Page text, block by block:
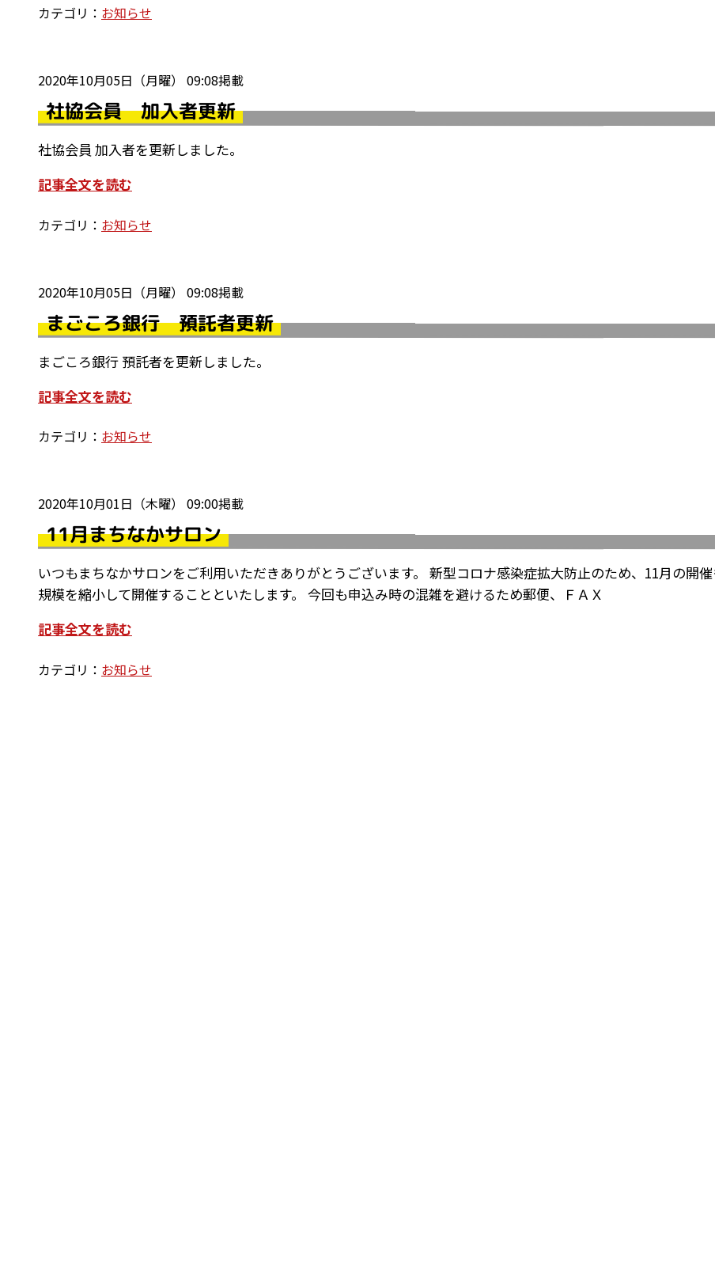
カテゴリ： お知らせ
2020年10月05日（月曜） 09:08掲載
社協会員 加入者更新
社協会員 加入者を更新しました。
記事全文を読む
カテゴリ： お知らせ
2020年10月05日（月曜） 09:08掲載
まごころ銀行 預託者更新
まごころ銀行 預託者を更新しました。
記事全文を読む
カテゴリ： お知らせ
2020年10月01日（木曜） 09:00掲載
11月まちなかサロン
いつもまちなかサロンをご利用いただきありがとうございます。 新型コロナ感染症拡大防止のため、11月の開
規模を縮小して開催することといたします。 今回も申込み時の混雑を避けるため郵便、ＦＡＸ
記事全文を読む
カテゴリ： お知らせ